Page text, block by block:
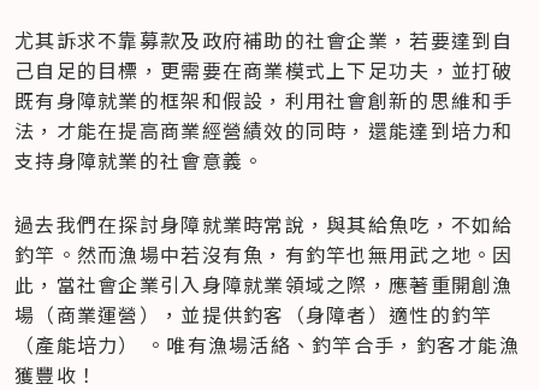
尤其訴求不靠募款及政府補助的社會企業，若要達到自
己自足的目標，更需要在商業模式上下足功夫，並打破
既有身障就業的框架和假設，利用社會創新的思維和手
法，才能在提高商業經營績效的同時，還能達到培力和
支持身障就業的社會意義。
過去我們在探討身障就業時常說，與其給魚吃，不如給
釣竿。然而漁場中若沒有魚，有釣竿也無用武之地。因
此，當社會企業引入身障就業領域之際，應著重開創漁
場（商業運營），並提供釣客（身障者）適性的釣竿
（產能培力） 。唯有漁場活絡、釣竿合手，釣客才能漁
獲豐收！